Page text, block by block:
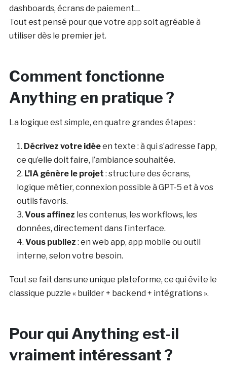
dashboards, écrans de paiement…
Tout est pensé pour que votre app soit agréable à
utiliser dès le premier jet.
Comment fonctionne
Anything en pratique ?
La logique est simple, en quatre grandes étapes :
Décrivez votre idéeen texte : à qui s’adresse l’app,
ce qu’elle doit faire, l’ambiance souhaitée.
L’IA génère le projet : structure des écrans,
logique métier, connexion possible à GPT-5 et à vos
outils favoris.
Vous affinez les contenus, les workflows, les
données, directement dans l’interface.
Vous publiez : en web app, app mobile ou outil
interne, selon votre besoin.
Tout se fait dans une unique plateforme, ce qui évite le
classique puzzle « builder + backend + intégrations ».
Pour qui Anything est-il
vraiment intéressant ?